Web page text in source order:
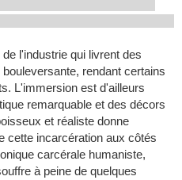
l'industrie qui livrent des
rendant certains
L'immersion est d'ailleurs
remarquable et des décors
et réaliste donne
cette incarcération aux côtés
carcérale humaniste,
à peine de quelques